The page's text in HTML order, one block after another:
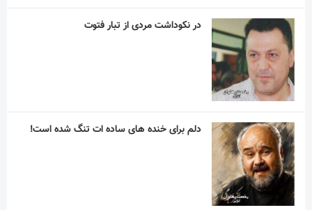
در نکوداشت مردی از تبار فتوت
دلم برای خنده های ساده ات تنگ شده است!